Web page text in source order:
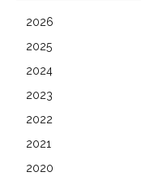
2026
2025
2024
2023
2022
2021
2020